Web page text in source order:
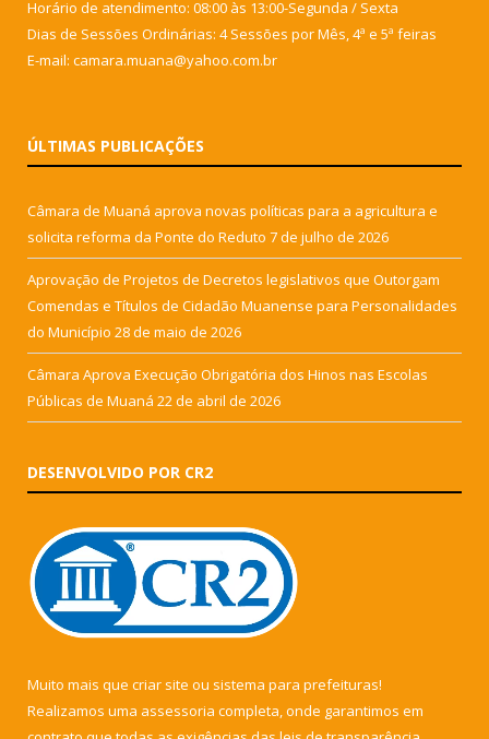
Horário de atendimento: 08:00 às 13:00-Segunda / Sexta
Dias de Sessões Ordinárias: 4 Sessões por Mês, 4ª e 5ª feiras
E-mail: camara.muana@yahoo.com.br
ÚLTIMAS PUBLICAÇÕES
Câmara de Muaná aprova novas políticas para a agricultura e
solicita reforma da Ponte do Reduto 7 de julho de 2026
Aprovação de Projetos de Decretos legislativos que Outorgam
Comendas e Títulos de Cidadão Muanense para Personalidades
do Município 28 de maio de 2026
Câmara Aprova Execução Obrigatória dos Hinos nas Escolas
Públicas de Muaná 22 de abril de 2026
DESENVOLVIDO POR CR2
Muito mais que criar site ou sistema para prefeituras!
Realizamos uma assessoria completa, onde garantimos em